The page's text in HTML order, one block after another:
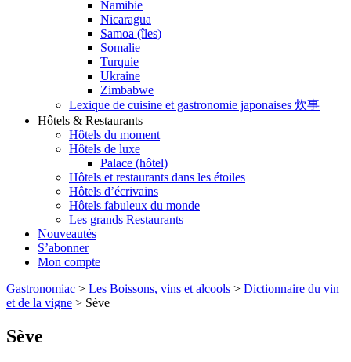
Namibie
Nicaragua
Samoa (îles)
Somalie
Turquie
Ukraine
Zimbabwe
Lexique de cuisine et gastronomie japonaises 炊事
Hôtels & Restaurants
Hôtels du moment
Hôtels de luxe
Palace (hôtel)
Hôtels et restaurants dans les étoiles
Hôtels d’écrivains
Hôtels fabuleux du monde
Les grands Restaurants
Nouveautés
S’abonner
Mon compte
Gastronomiac > Les Boissons, vins et alcools > Dictionnaire du vin
et de la vigne > Sève
Sève